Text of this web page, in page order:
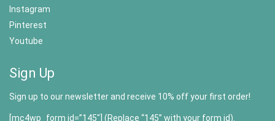
Instagram
Pinterest
Youtube
Sign Up
Sign up to our newsletter and receive 10% off your first order!
[mc4wp_form id=”145″] (Replace “145” with your form id).